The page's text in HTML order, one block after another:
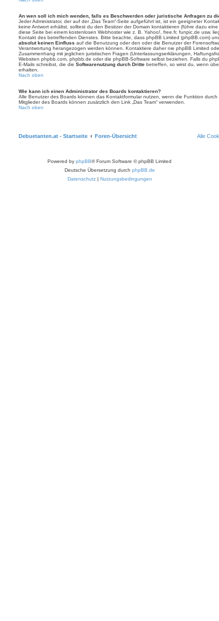
An wen soll ich mich wenden, falls es Beschwerden oder juristische Anfragen zu
Jeder Administrator, der auf der „Das Team“-Seite aufgeführt ist, ist ein geeigneter
keine Antwort erhältst, solltest du den Besitzer der Domain kontaktieren (führe dazu eine
diese Seite bei einem kostenlosen Webhoster wie z. B. Yahoo!, free.fr, funpic.de usw.
Kontakt des betreffenden Dienstes. Bitte beachte, dass phpBB Limited (phpBB.com)
absolut keinen Einfluss auf die Benutzung oder den oder die Benutzer der
Verantwortung herangezogen werden können. Kontaktiere daher nie phpBB Limited
Zusammenhang mit jeglichen juristischen Fragen (Unterlassungserklärungen,
Websiten phpbb.com, phpbb.de oder die phpBB-Software selbst beziehen. Falls du
E-Mails schreibst, die die Softwarenutzung durch Dritte betreffen, so wirst du, wenn
erhalten.
Nach oben
Wie kann ich einen Administrator des Boards kontaktieren?
Alle Benutzer des Boards können das Kontaktformular nutzen, wenn die Funktion
Mitglieder des Boards können zusätzlich den Link „Das Team“ verwenden.
Nach oben
Debuetanten.at - Startseite Foren-Übersicht Alle
Powered by phpBB® Forum Software © phpBB Limited
Deutsche Übersetzung durch phpBB.de
Datenschutz | Nutzungsbedingungen